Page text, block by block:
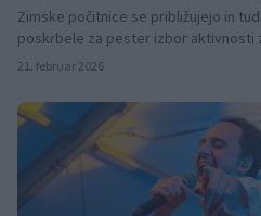
Zimske počitnice se približujejo in
poskrbele za pester izbor aktivnosti
21. februar 2026